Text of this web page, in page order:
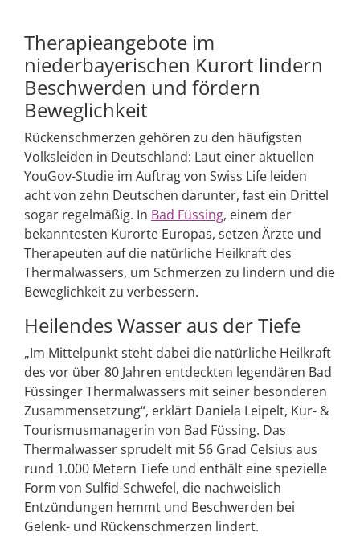
Therapieangebote im
niederbayerischen Kurort lindern
Beschwerden und fördern
Beweglichkeit
Rückenschmerzen gehören zu den häufigsten
Volksleiden in Deutschland: Laut einer aktuellen
YouGov-Studie im Auftrag von Swiss Life leiden
acht von zehn Deutschen darunter, fast ein Drittel
sogar regelmäßig. In Bad Füssing, einem der
bekanntesten Kurorte Europas, setzen Ärzte und
Therapeuten auf die natürliche Heilkraft des
Thermalwassers, um Schmerzen zu lindern und die
Beweglichkeit zu verbessern.
Heilendes Wasser aus der Tiefe
„Im Mittelpunkt steht dabei die natürliche Heilkraft
des vor über 80 Jahren entdeckten legendären Bad
Füssinger Thermalwassers mit seiner besonderen
Zusammensetzung“, erklärt Daniela Leipelt, Kur- &
Tourismusmanagerin von Bad Füssing. Das
Thermalwasser sprudelt mit 56 Grad Celsius aus
rund 1.000 Metern Tiefe und enthält eine spezielle
Form von Sulfid-Schwefel, die nachweislich
Entzündungen hemmt und Beschwerden bei
Gelenk- und Rückenschmerzen lindert.